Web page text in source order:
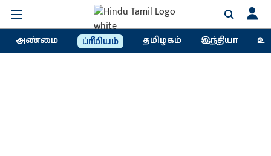
அண்மை ப்ரீமியம் தமிழகம் இந்தியா